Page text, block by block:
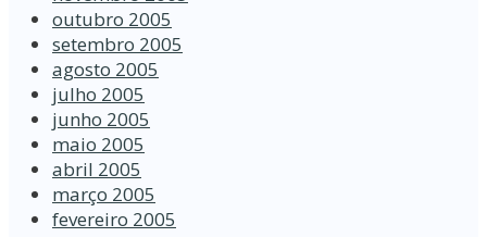
outubro 2005
setembro 2005
agosto 2005
julho 2005
junho 2005
maio 2005
abril 2005
março 2005
fevereiro 2005